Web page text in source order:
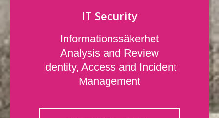
IT Security
Informationssäkerhet
Analysis and Review
Identity, Access and Incident
Management